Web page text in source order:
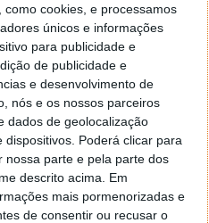
cookies, e processamos
únicos e informações
para publicidade e
de publicidade e
e desenvolvimento de
nós e os nossos parceiros
dados de geolocalização
Poderá clicar para
nossa parte e pela parte dos
descrito acima. Em
mais pormenorizadas e
de consentir ou recusar o